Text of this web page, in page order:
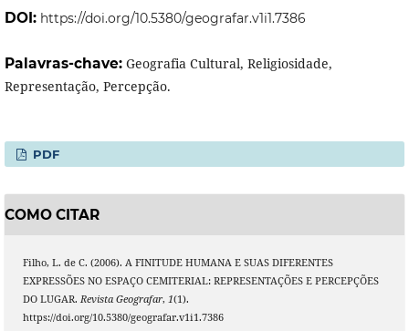
DOI: https://doi.org/10.5380/geografar.v1i1.7386
Palavras-chave: Geografia Cultural, Religiosidade,
Representação, Percepção.
PDF
COMO CITAR
Filho, L. de C. (2006). A FINITUDE HUMANA E SUAS DIFERENTES
EXPRESSÕES NO ESPAÇO CEMITERIAL: REPRESENTAÇÕES E PERCEPÇÕES
DO LUGAR. Revista Geografar, 1(1).
https://doi.org/10.5380/geografar.v1i1.7386